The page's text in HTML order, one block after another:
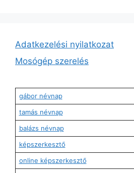
Adatkezelési nyilatkozat
Mosógép szerelés
gábor névnap
tamás névnap
balázs névnap
képszerkesztő
online képszerkesztő